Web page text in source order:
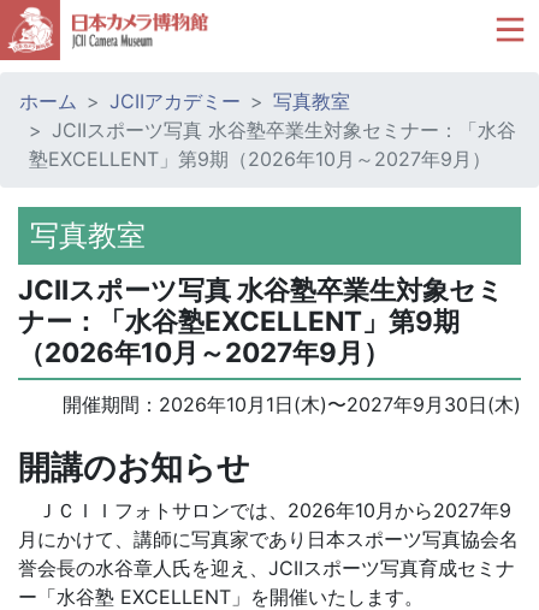
ホーム JCIIアカデミー
写真教室
JCIIスポーツ写真 水谷塾卒業生対象セミナー：「水谷
塾EXCELLENT」第9期（2026年10月～2027年9月）
写真教室
JCIIスポーツ写真 水谷塾卒業生対象セミ
ナー：「水谷塾EXCELLENT」第9期
（2026年10月～2027年9月）
開催期間： 2026年10月1日(木)〜2027年9月30日(木)
開講のお知らせ
ＪＣＩＩフォトサロンでは、2026年10月から2027年9
月にかけて、講師に写真家であり日本スポーツ写真協会名
誉会長の水谷章人氏を迎え、JCIIスポーツ写真育成セミナ
ー「水谷塾 EXCELLENT」を開催いたします。